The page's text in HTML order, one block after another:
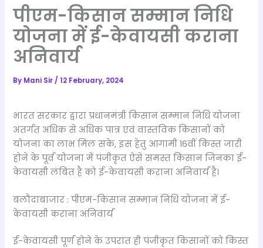
पीएम-किसान सम्मान निधि
योजना में ई-केवायसी कराना
अनिवार्य
By Mani Sir/12 February, 2024
भारत सरकार द्वारा प्रधानमंत्री किसान सम्मान निधि योजना
अंतर्गत अधिक से अधिक पात्र एवं वास्तविक किसानों को
योजना का लाभ मिल सके, इस हेतु आगामी 16वीं किस्त जारी
होने के पूर्व योजना में पंजीकृत ऐसे समस्त किसान जिनका ई-
केवायसी लंबित है को ई-केवायसी कराना अनिवार्य है।
बलौदाबाजार : पीएम-किसान सम्मान निधि योजना में ई-
केवायसी कराना अनिवार्य
ई-केवायसी पूर्ण होने के उपरांत ही पंजीकृत किसानों को किस्त